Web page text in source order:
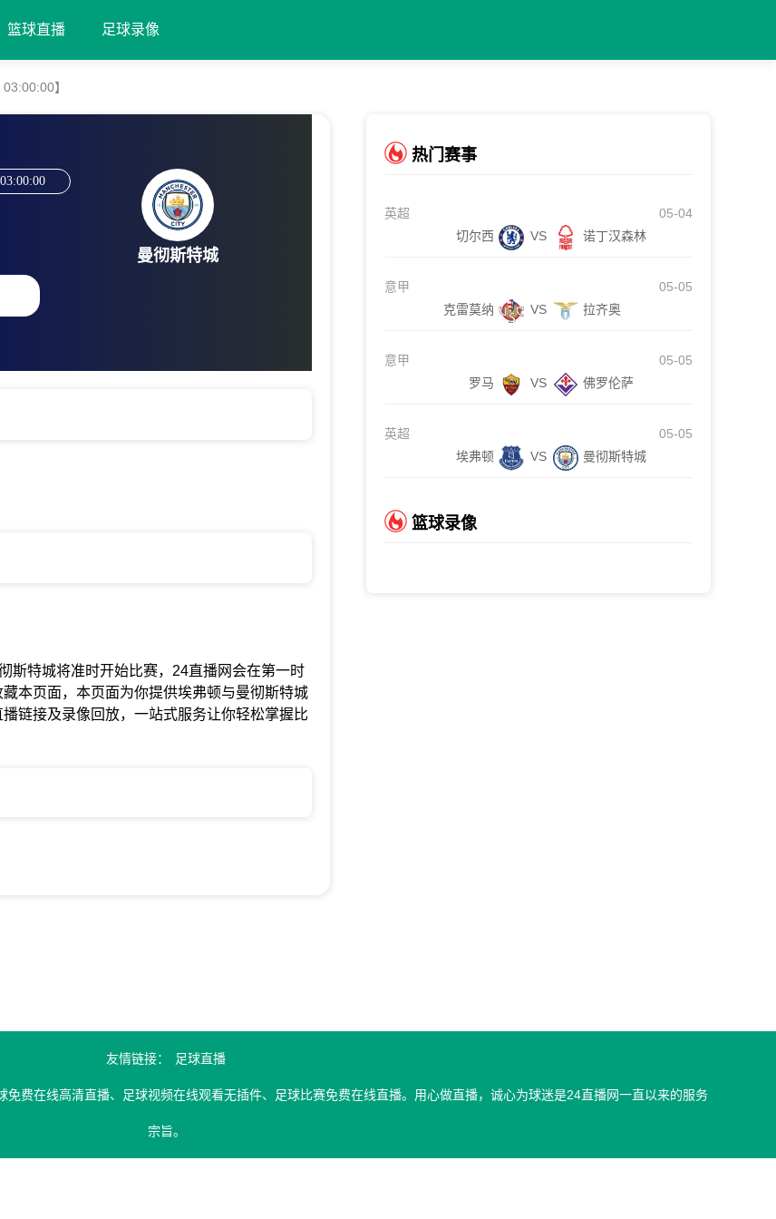
篮球直播 足球录像
】
曼彻斯特城
斯特城将准时开始比赛，24直播网会在第一时
本页面，本页面为你提供埃弗顿与曼彻斯特城
链接及录像回放，一站式服务让你轻松掌握比
热门赛事
英超
05-04
切尔西
VS 诺丁汉森林
意甲
05-05
克雷莫纳
VS 拉齐奥
意甲
05-05
罗马
VS 佛罗伦萨
英超
05-05
埃弗顿
VS 曼彻斯特城
篮球录像
友情链接： 足球直播
费在线高清直播、足球视频在线观看无插件、足球比赛免费在线直播。用心做直播，诚心为球迷是24直播网一直以来的服务
宗旨。